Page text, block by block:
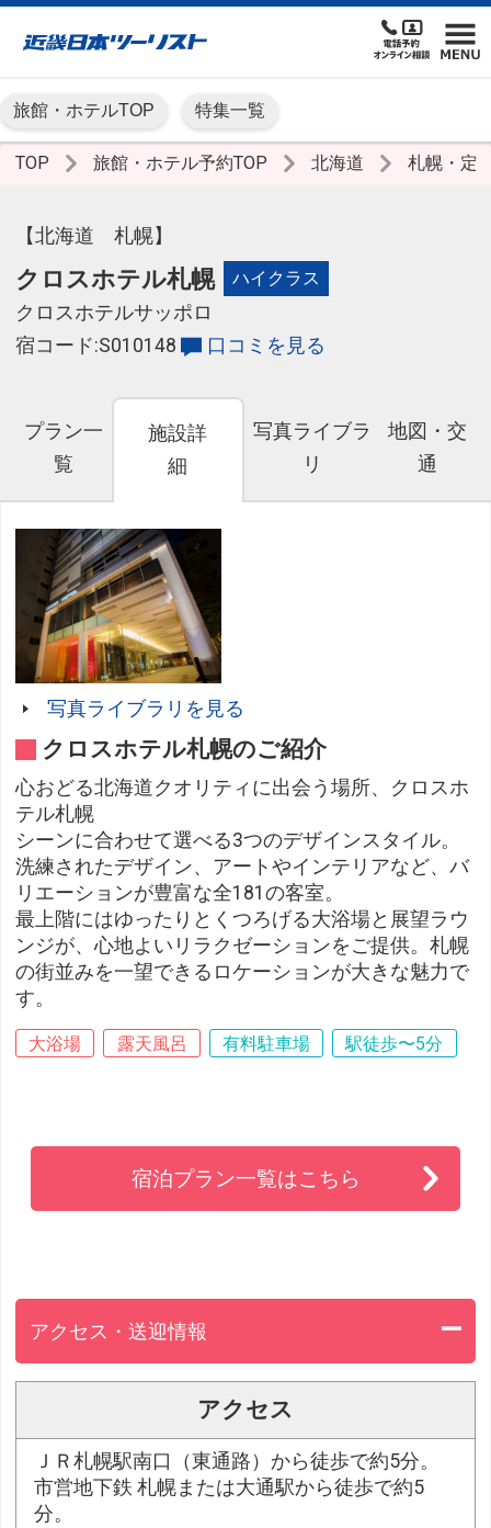
旅館・ホテルTOP 特集一覧
TOP 旅館・ホテル予約TOP 北海道 札幌・定
【北海道 札幌】
クロスホテル札幌 ハイクラス
クロスホテルサッポロ
宿コード:S010148
口コミを見る
プラン一
覧
施設詳
細
写真ライブラ
リ
地図・交
通
写真ライブラリを見る
クロスホテル札幌のご紹介
心おどる北海道クオリティに出会う場所、クロスホ
テル札幌
シーンに合わせて選べる3つのデザインスタイル。
洗練されたデザイン、アートやインテリアなど、バ
リエーションが豊富な全181の客室。
最上階にはゆったりとくつろげる大浴場と展望ラウ
ンジが、心地よいリラクゼーションをご提供。札幌
の街並みを一望できるロケーションが大きな魅力で
す。
大浴場 露天風呂 有料駐車場 駅徒歩〜5分
宿泊プラン一覧はこちら
アクセス・送迎情報
アクセス
ＪＲ札幌駅南口（東通路）から徒歩で約5分。
市営地下鉄 札幌または大通駅から徒歩で約5
分。